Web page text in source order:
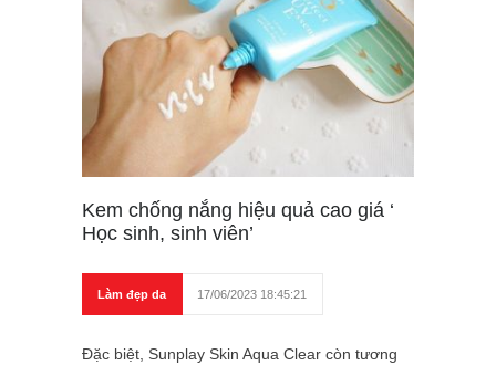
Kem chống nắng hiệu quả cao giá ‘
Học sinh, sinh viên’
Làm đẹp da 17/06/2023 18:45:21
Đặc biệt, Sunplay Skin Aqua Clear còn tương